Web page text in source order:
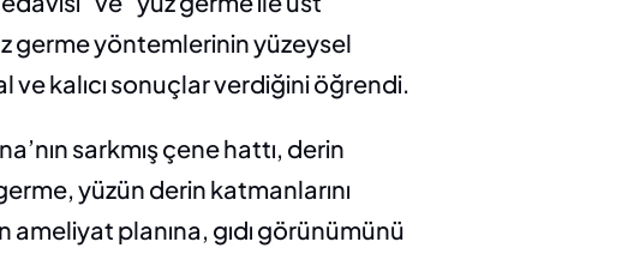
germe yöntemlerinin yüzeysel
kalıcı sonuçlar verdiğini öğrendi.
sarkmış çene hattı, derin
yüzün derin katmanlarını
planına, gıdı görünümünü